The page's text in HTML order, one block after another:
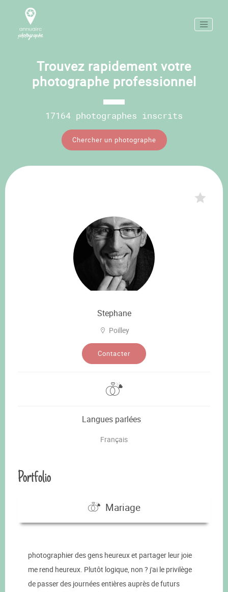
Trouvez rapidement votre
photographe professionnel
17164 photographes inscrits
Chercher un photographe
Stephane
Poilley
Contacter
Langues parlées
Français
Portfolio
Mariage
photographier des gens heureux et partager leur joie
me rend heureux. Plutôt logique, non ? j'ai le privilège
de passer des journées entières auprès de futurs